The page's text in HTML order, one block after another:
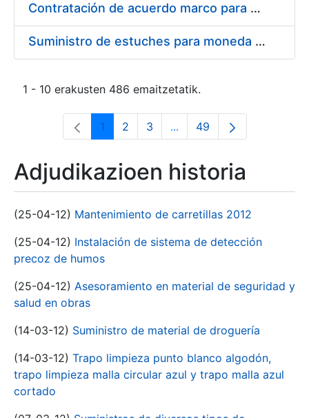
Contratación de acuerdo marco para el Suministro de Material de Electricidad para la Fábrica Nacional de Moneda y Timbre-Real Casa de la Moneda en su centro de trabajo de Burgos
Suministro de estuches para moneda de 30 €
1 - 10 erakusten 486 emaitzetatik.
Orrialdea
1 Orrialdea
2 Orrialdea
3 ...Intermediate Pages Use
Orrialdea
49
Adjudikazioen historia
(25-04-12) Mantenimiento de carretillas 2012
(25-04-12) Instalación de sistema de detección
precoz de humos
(25-04-12) Asesoramiento en material de seguridad y
salud en obras
(14-03-12) Suministro de material de droguería
(14-03-12) Trapo limpieza punto blanco algodón,
trapo limpieza malla circular azul y trapo malla azul
cortado